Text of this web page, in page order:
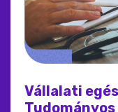
Vállalati